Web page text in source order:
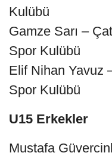
Kulübü
Gamze Sarı –
Spor Kulübü
Elif Nihan Yavuz
Spor Kulübü
U15 Erkekler
Mustafa